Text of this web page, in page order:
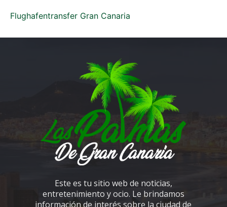
Flughafentransfer Gran Canaria
Este es tu sitio web de noticias,
entretenimiento y ocio. Le brindamos
información de interés sobre la ciudad de